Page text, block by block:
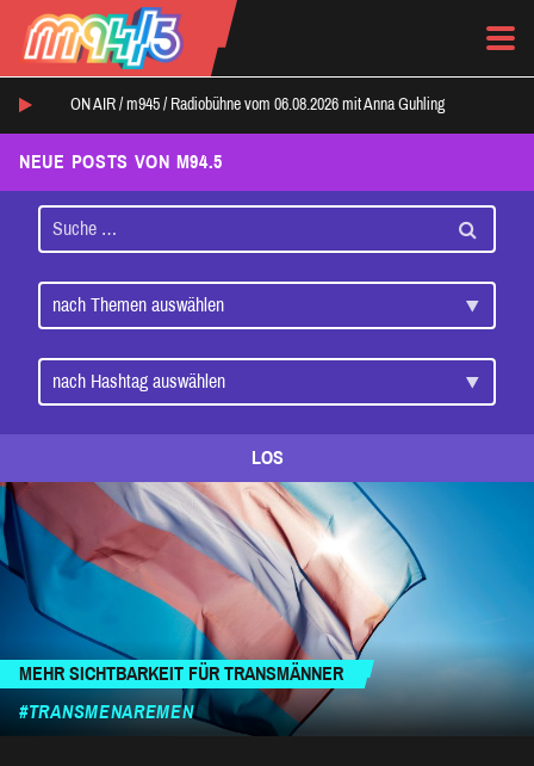
ON AIR / m945 / Radiobühne vom 06.08.2026 mit Anna Guhling
NEUE POSTS VON M94.5
LOS
MEHR SICHTBARKEIT FÜR TRANSMÄNNER
#TRANSMENAREMEN